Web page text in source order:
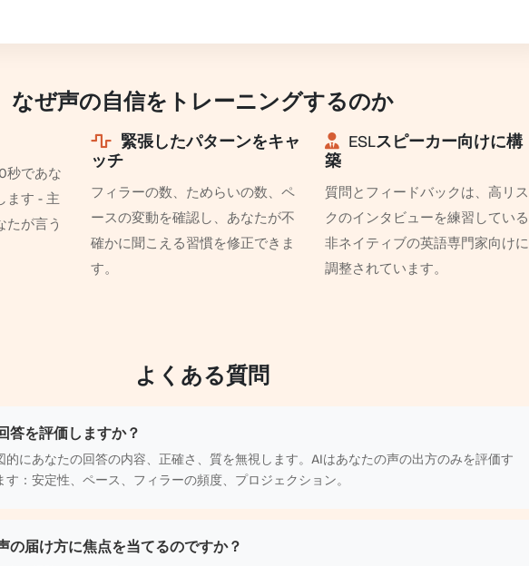
なぜ声の自信をトレーニングするのか
秒であな
ます - 主
たが言う
緊張したパターンをキャ
ッチ
フィラーの数、ためらいの数、ペ
ースの変動を確認し、あなたが不
確かに聞こえる習慣を修正できま
す。
ESLスピーカー向けに構
築
質問とフィードバックは、高リス
クのインタビューを練習している
非ネイティブの英語専門家向けに
調整されています。
よくある質問
答を評価しますか？
的にあなたの回答の内容、正確さ、質を無視します。AIはあなたの声の出方のみを評価す
す：安定性、ペース、フィラーの頻度、プロジェクション。
の届け方に焦点を当てるのですか？